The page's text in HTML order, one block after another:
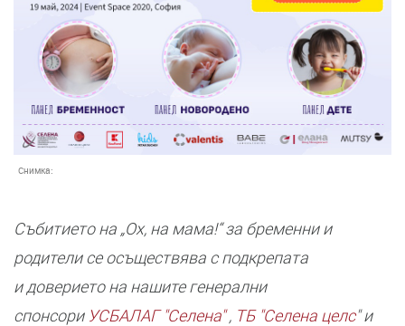
Снимка:
Събитието на „Ох, на мама!“ за бременни и
родители се осъществява с подкрепата
и доверието на нашите генерални
спонсори УСБАЛАГ "Селена", ТБ "Селена целс" и